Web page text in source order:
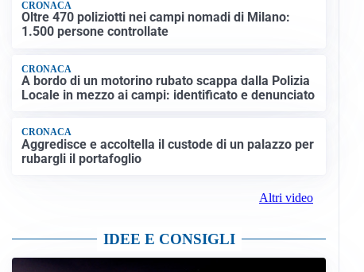
CRONACA
Oltre 470 poliziotti nei campi nomadi di Milano:
1.500 persone controllate
CRONACA
A bordo di un motorino rubato scappa dalla Polizia
Locale in mezzo ai campi: identificato e denunciato
CRONACA
Aggredisce e accoltella il custode di un palazzo per
rubargli il portafoglio
Altri video
IDEE E CONSIGLI